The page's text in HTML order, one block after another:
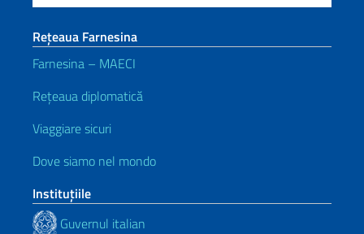
Rețeaua Farnesina
Farnesina – MAECI
Rețeaua diplomatică
Viaggiare sicuri
Dove siamo nel mondo
Instituţiile
Guvernul italian